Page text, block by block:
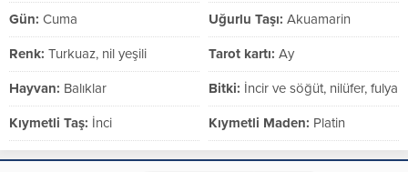
Gün: Cuma Uğurlu Taşı: Akuamarin
Renk: Turkuaz, nil yeşili Tarot kartı: Ay
Hayvan: Balıklar Bitki: İncir ve söğüt, nilüfer, fulya
Kıymetli Taş: İnci Kıymetli Maden: Platin